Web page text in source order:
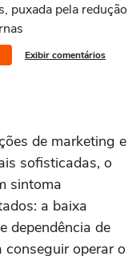
puxada pela redução
Exibir comentários
de marketing e
sofisticadas, o
sintoma
a baixa
dependência de
operar o